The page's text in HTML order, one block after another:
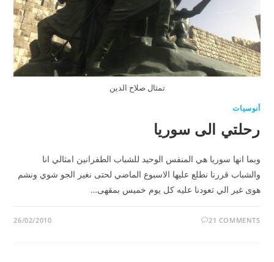
تمثال صلاح الدين
أنوسيات
رحلتي الى سوريا
وبما انها سوريا هي المنفس الوحيد للشباب الطفرانين امثالي انا
والشباب قررنا نطلع عليها الاسبوع الماضي لحتى نغير الجو شوي ونشم
هوى غير الي تعودنا عليه كل يوم خميس بمقهى…
21 COMMENTS
26/02/2010